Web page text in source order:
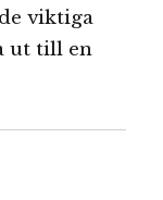
viktiga
ut till en